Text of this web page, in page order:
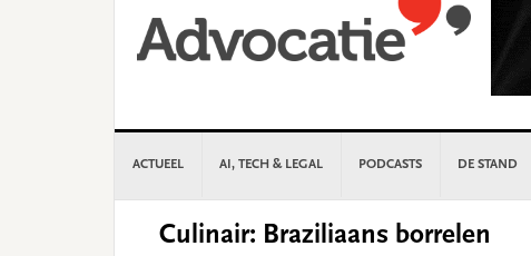
ACTUEEL AI, TECH & LEGAL PODCASTS DE STAND
Culinair: Braziliaans borrelen